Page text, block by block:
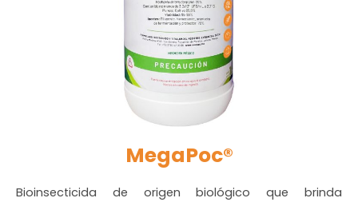
MegaPoc®
Bioinsecticida de origen biológico que brinda